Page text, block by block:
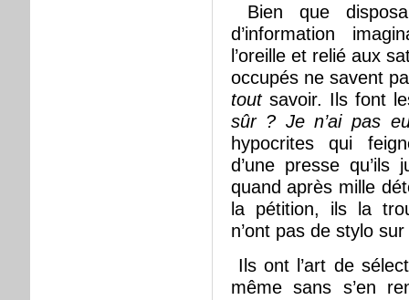
Bien que
d’information
l’oreille et relié aux
occupés ne savent
toutsavoir. Ils font
sûr ? Je n’ai pas
hypocrites qui
d’une presse
quand après mille
la pétition, ils la
n’ont pas de stylo
Ils ont l’art de
même sans s’en